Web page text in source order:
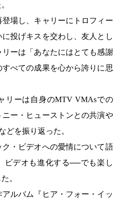
場し、キャリーにトロフィー
投げキスを交わし、友人とし
ーは「あなたにはとても感謝
べての成果を心から誇りに思
リーは自身のMTV VMAsでの
ー・ヒューストンとの共演や
どを振り返った。
・ビデオへの愛情について語
ビデオも進化する──でも楽し
。
ルバム『ヒア・フォー・イッ